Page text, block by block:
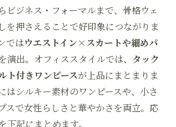
ビジネス・フォーマルまで、骨格ウェ
を押さえることで好印象につながりま
ではウエストイン×スカートや細めパ
演出。オフィススタイルでは、 タック
ト付きワンピースが上品にまとまりま
はシルキー素材のワンピースや、小さ
スで女性らしさと華やかさを両立。応
下記にまとめます。